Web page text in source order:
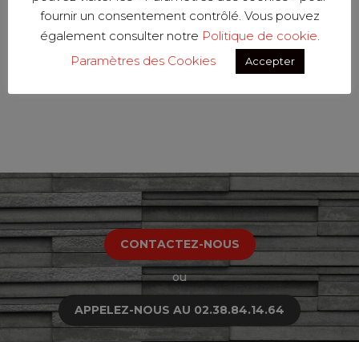
CONTACTEZ-NOUS
ou
APPELEZ-NOUS AU 02.38.84.14.64
fournir un consentement contrôlé. Vous pouvez
également consulter notre Politique de cookie.
Paramètres des Cookies
Accepter